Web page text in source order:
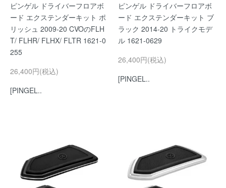
ピンゲル ドライバーフロアボ
ード エクステンダーキット ポ
リッシュ 2009-20 CVOのFLH
T/ FLHR/ FLHX/ FLTR 1621-0
255
26,400円(税込)
[PINGEL..
ピンゲル ドライバーフロアボ
ード エクステンダーキット ブ
ラック 2014-20 トライクモデ
ル 1621-0629
26,400円(税込)
[PINGEL..